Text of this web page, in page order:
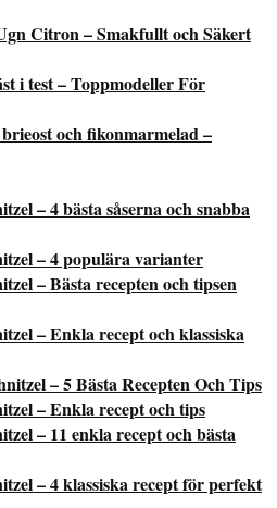
Citron – Smakfullt och Säkert
i test – Toppmodeller För
och fikonmarmelad –
– 4 bästa såserna och snabba
– 4 populära varianter
– Bästa recepten och tipsen
– Enkla recept och klassiska
– 5 Bästa Recepten Och Tips
– Enkla recept och tips
– 11 enkla recept och bästa
– 4 klassiska recept för perfekt